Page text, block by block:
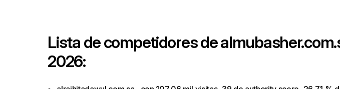
Lista de competidores de
2026: